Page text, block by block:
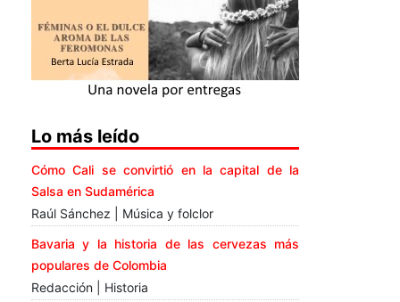
Lo más leído
Cómo Cali se convirtió en la capital de la
Salsa en Sudamérica
Raúl Sánchez | Música y folclor
Bavaria y la historia de las cervezas más
populares de Colombia
Redacción | Historia